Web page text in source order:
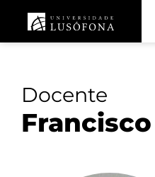
Docente